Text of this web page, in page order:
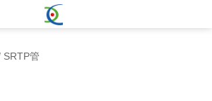
SRTP管